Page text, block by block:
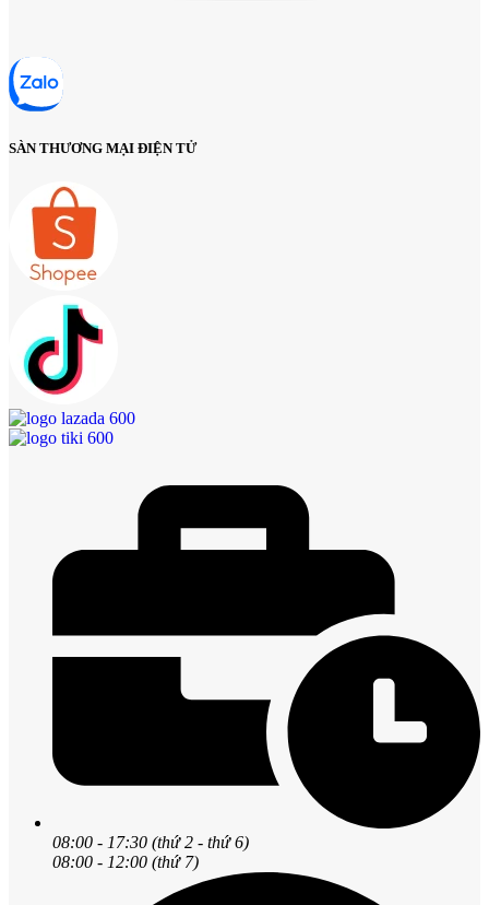
SÀN THƯƠNG MẠI ĐIỆN TỬ
08:00 - 17:30 (thứ 2 - thứ 6)
08:00 - 12:00 (thứ 7)